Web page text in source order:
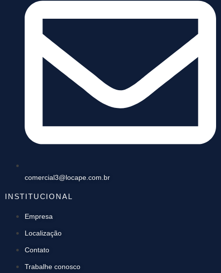
comercial3@locape.com.br
INSTITUCIONAL
Empresa
Localização
Contato
Trabalhe conosco